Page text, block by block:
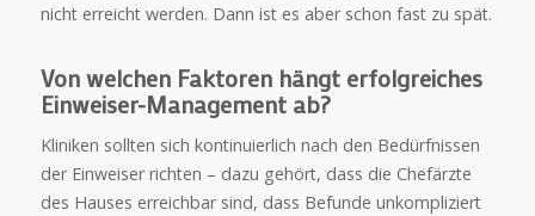
nicht erreicht werden. Dann ist es aber schon fast zu spät.
Von welchen Faktoren hängt erfolgreiches
Einweiser-Management ab?
Kliniken sollten sich kontinuierlich nach den Bedürfnissen
der Einweiser richten – dazu gehört, dass die Chefärzte
des Hauses erreichbar sind, dass Befunde unkompliziert